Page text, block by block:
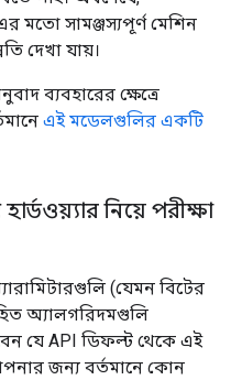
সামঞ্জস্যপূর্ণ মেশিন
দেখা যায়।
ব্যবহারের ক্ষেত্রে
এই মডেলগুলির একটি
নিয়ে পরীক্ষা
(যেমন বিটের
অ্যালগরিদমগুলি
যে API ডিফল্ট থেকে এই
জন্য বর্তমানে কোন